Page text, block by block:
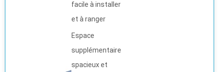
facile à installer
et à ranger
Espace
supplémentaire
spacieux et